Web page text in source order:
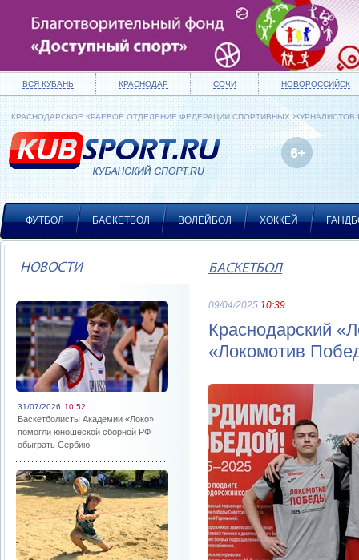
ВСЯ КУБАНЬ КРАСНОДАР СОЧИ НОВОРОССИЙСК
КРАСНОДАРСКОЕ КРАЕВОЕ ОТДЕЛЕНИЕ ФЕДЕРАЦИИ СПОРТИВНЫХ ЖУРНАЛИСТОВ
ФУТБОЛ БАСКЕТБОЛ ВОЛЕЙБОЛ ХОККЕЙ
НОВОСТИ
31/07/2026 10:52
Баскетболисты Академии «Локо»
помогли юношеской сборной РФ
обыграть Сербию
БАСКЕТБОЛ
09/04/2025 10:39
Краснодарский
«Локомотив